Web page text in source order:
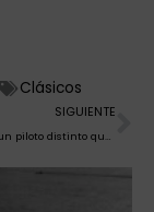
Clásicos
SIGUIENTE
Mike Thackwell, un piloto distinto que le dio la espalda al éxito